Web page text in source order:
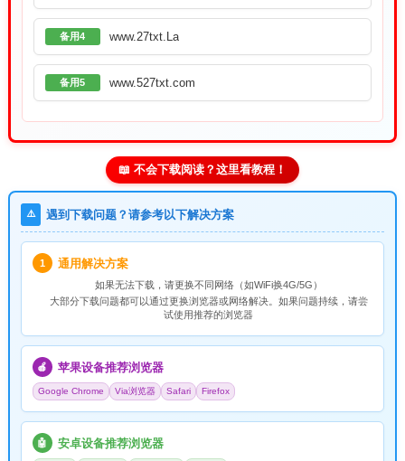
备用4 www.27txt.La
备用5 www.527txt.com
📖 不会下载阅读？这里看教程！
⚠️ 遇到下载问题？请参考以下解决方案
1 通用解决方案
如果无法下载，请更换不同网络（如WiFi换4G/5G）
大部分下载问题都可以通过更换浏览器或网络解决。如果问题持续，请尝
试使用推荐的浏览器
🍎 苹果设备推荐浏览器
Google Chrome Via浏览器 Safari Firefox
🤖 安卓设备推荐浏览器